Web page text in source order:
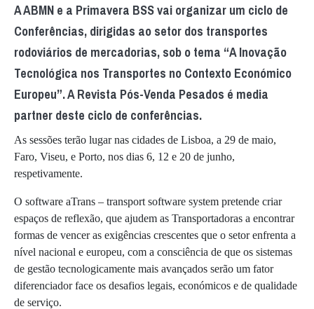
A ABMN e a Primavera BSS vai organizar um ciclo de
Conferências, dirigidas ao setor dos transportes
rodoviários de mercadorias, sob o tema “A Inovação
Tecnológica nos Transportes no Contexto Económico
Europeu”. A Revista Pós-Venda Pesados é media
partner deste ciclo de conferências.
As sessões terão lugar nas cidades de Lisboa, a 29 de maio,
Faro, Viseu, e Porto, nos dias 6, 12 e 20 de junho,
respetivamente.
O software aTrans – transport software system pretende criar
espaços de reflexão, que ajudem as Transportadoras a encontrar
formas de vencer as exigências crescentes que o setor enfrenta a
nível nacional e europeu, com a consciência de que os sistemas
de gestão tecnologicamente mais avançados serão um fator
diferenciador face os desafios legais, económicos e de qualidade
de serviço.